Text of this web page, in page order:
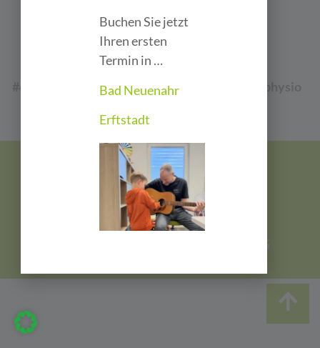
#dynamisch #motiviert #therapiert #dmtphysio
© dmt. Physiotherapie GmbH & Co. KG
Impressum|Datenschutz
Buchen Sie jetzt
Ihren ersten
Termin in …
Bad Neuenahr
Erftstadt